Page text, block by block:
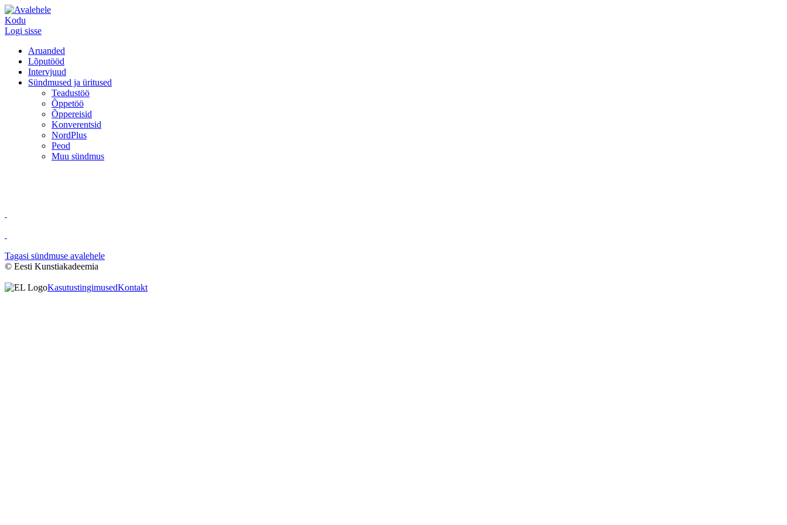
Kodu
Logi sisse
Aruanded
Lõputööd
Intervjuud
Sündmused ja üritused
Teadustöö
Õppetöö
Õppereisid
Konverentsid
NordPlus
Peod
Muu sündmus
Tagasi sündmuse avalehele
© Eesti Kunstiakadeemia
KasutustingimusedKontakt